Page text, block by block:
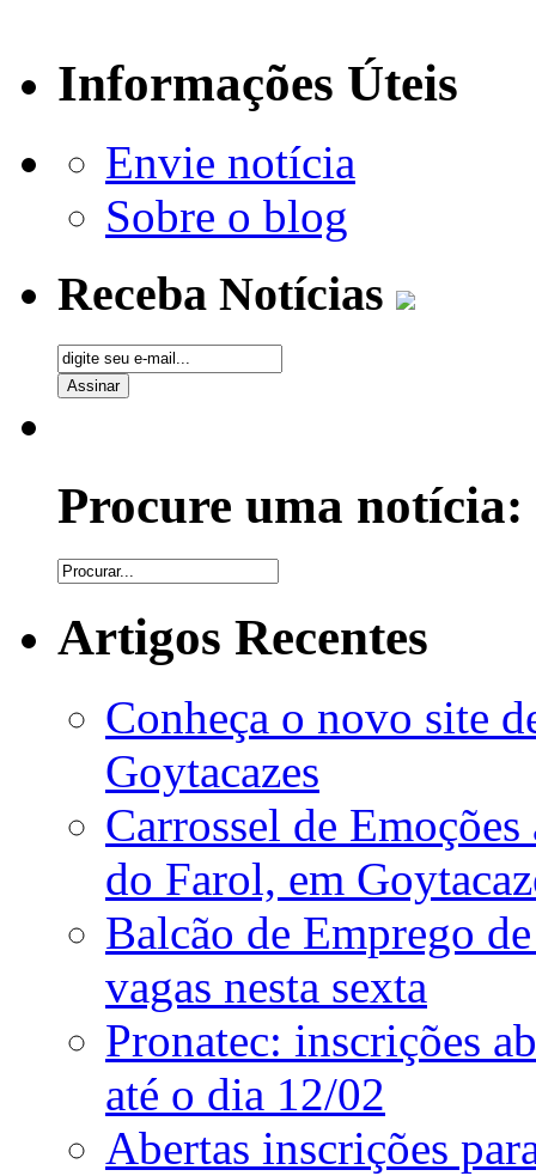
Informações Úteis
Envie notícia
Sobre o blog
Receba Notícias
Procure uma notícia:
Artigos Recentes
Conheça o novo site
Goytacazes
Carrossel de
do Farol, em
Balcão de Emprego
vagas nesta sexta
Pronatec: inscrições
até o dia 12/02
Abertas inscrições